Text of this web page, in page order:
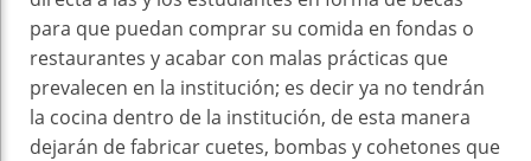
para que puedan comprar su comida en fondas o
restaurantes y acabar con malas prácticas que
prevalecen en la institución; es decir ya no tendrán
la cocina dentro de la institución, de esta manera
dejarán de fabricar cuetes, bombas y cohetones que